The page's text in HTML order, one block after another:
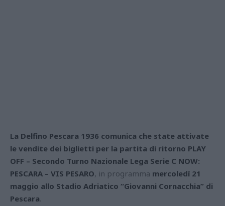
La Delfino Pescara 1936 comunica che state attivate
le vendite dei biglietti per la partita di ritorno PLAY
OFF – Secondo Turno Nazionale Lega Serie C NOW:
PESCARA – VIS PESARO, in programma mercoledì 21
maggio allo Stadio Adriatico “Giovanni Cornacchia” di
Pescara.